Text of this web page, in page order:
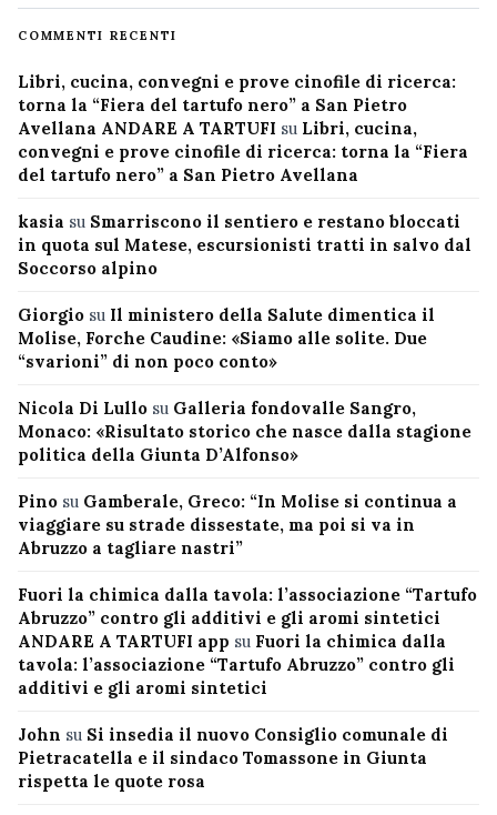
COMMENTI RECENTI
Libri, cucina, convegni e prove cinofile di ricerca:
torna la “Fiera del tartufo nero” a San Pietro
Avellana ANDARE A TARTUFI su Libri, cucina,
convegni e prove cinofile di ricerca: torna la “Fiera
del tartufo nero” a San Pietro Avellana
kasia su Smarriscono il sentiero e restano bloccati
in quota sul Matese, escursionisti tratti in salvo dal
Soccorso alpino
Giorgio su Il ministero della Salute dimentica il
Molise, Forche Caudine: «Siamo alle solite. Due
“svarioni” di non poco conto»
Nicola Di Lullo su Galleria fondovalle Sangro,
Monaco: «Risultato storico che nasce dalla stagione
politica della Giunta D’Alfonso»
Pino su Gamberale, Greco: “In Molise si continua a
viaggiare su strade dissestate, ma poi si va in
Abruzzo a tagliare nastri”
Fuori la chimica dalla tavola: l’associazione “Tartufo
Abruzzo” contro gli additivi e gli aromi sintetici
ANDARE A TARTUFI app su Fuori la chimica dalla
tavola: l’associazione “Tartufo Abruzzo” contro gli
additivi e gli aromi sintetici
John su Si insedia il nuovo Consiglio comunale di
Pietracatella e il sindaco Tomassone in Giunta
rispetta le quote rosa